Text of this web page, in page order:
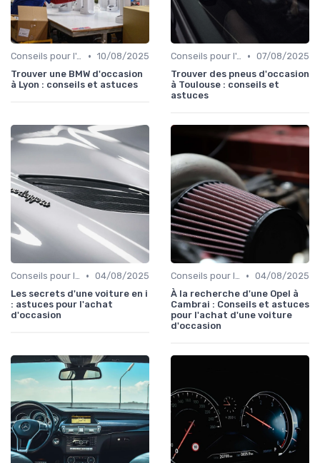
Conseils pour l'Achat • 10/08/2025
Trouver une BMW d'occasion
à Lyon : conseils et astuces
Conseils pour l'Achat • 07/08/2025
Trouver des pneus d'occasion
à Toulouse : conseils et
astuces
Conseils pour l'Achat • 04/08/2025
Les secrets d'une voiture en i
: astuces pour l'achat
d'occasion
Conseils pour l'Achat • 04/08/2025
À la recherche d'une Opel à
Cambrai : Conseils et astuces
pour l'achat d'une voiture
d'occasion